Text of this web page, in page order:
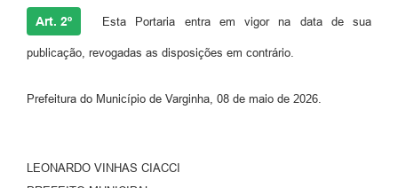
Art. 2º Esta Portaria entra em vigor na data de sua
publicação, revogadas as disposições em contrário.
Prefeitura do Município de Varginha, 08 de maio de 2026.
LEONARDO VINHAS CIACCI